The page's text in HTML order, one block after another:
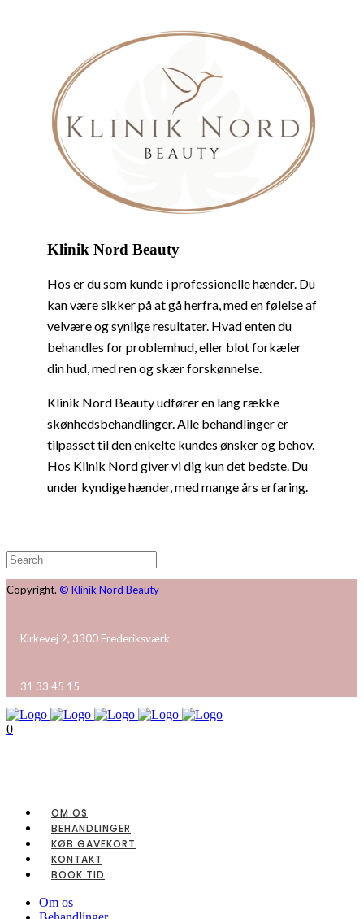
Klinik Nord Beauty
Hos er du som kunde i professionelle hænder. Du
kan være sikker på at gå herfra, med en følelse af
velvære og synlige resultater. Hvad enten du
behandles for problemhud, eller blot forkæler
din hud, med ren og skær forskønnelse.
Klinik Nord Beauty udfører en lang række
skønhedsbehandlinger. Alle behandlinger er
tilpasset til den enkelte kundes ønsker og behov.
Hos Klinik Nord giver vi dig kun det bedste. Du
under kyndige hænder, med mange års erfaring.
Copyright. © Klinik Nord Beauty
Kirkevej 2, 3300 Frederiksværk
31 33 45 15
0
OM OS
BEHANDLINGER
KØB GAVEKORT
KONTAKT
BOOK TID
Om os